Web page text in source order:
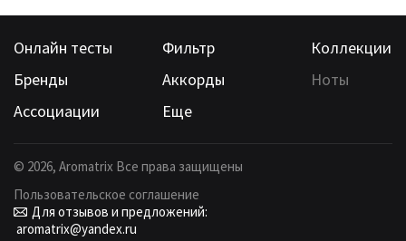
Онлайн тесты Фильтр
Коллекции
Бренды
Аккорды
Ноты
Ассоциации
Еще
© 2026, Aromatrix Все права защищены
Пользовательское соглашение
Для отзывов и предложений:
aromatrix@yandex.ru